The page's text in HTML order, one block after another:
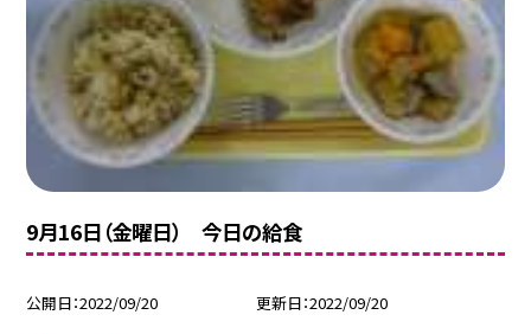
9月16日（金曜日） 今日の給食
公開日 2022/09/20 更新日 2022/09/20